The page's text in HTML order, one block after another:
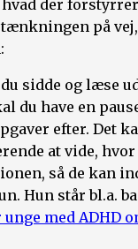
der
på
sidde og læse
du have en
efter. Det
at vide,
så de kan
Hun står bl.a.
med ADHD